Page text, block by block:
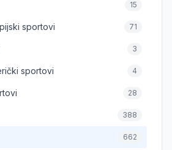
15
sportovi 71
3
sportovi 4
28
388
662